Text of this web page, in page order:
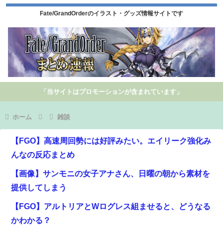
Fate/GrandOrderのイラスト・グッズ情報サイトです
「当サイトはプロモーションが含まれています」
ホーム 雑談
【FGO】高速周回勢には好評みたい。エイリーク強化み
んなの反応まとめ
【画像】サンモニの女子アナさん、日曜の朝から素材を
提供してしまう
【FGO】アルトリアとWログレス組ませると、どうなる
かわかる？